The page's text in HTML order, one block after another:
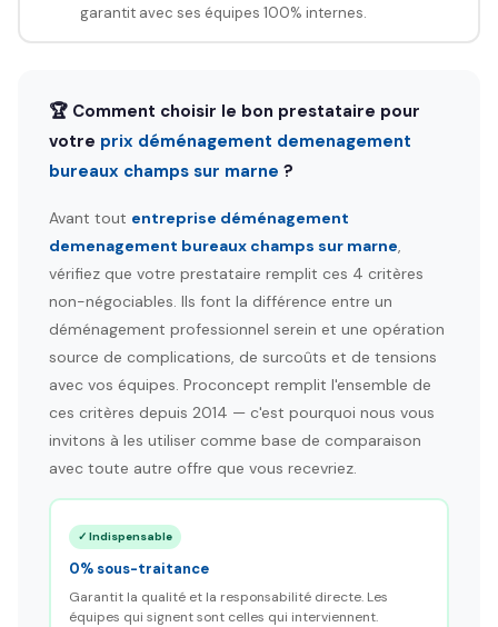
garantit avec ses équipes 100% internes.
🏆 Comment choisir le bon prestataire pour
votre prix déménagement demenagement
bureaux champs sur marne ?
Avant tout entreprise déménagement
demenagement bureaux champs sur marne,
vérifiez que votre prestataire remplit ces 4 critères
non-négociables. Ils font la différence entre un
déménagement professionnel serein et une opération
source de complications, de surcoûts et de tensions
avec vos équipes. Proconcept remplit l'ensemble de
ces critères depuis 2014 — c'est pourquoi nous vous
invitons à les utiliser comme base de comparaison
avec toute autre offre que vous recevriez.
✓ Indispensable
0% sous-traitance
Garantit la qualité et la responsabilité directe. Les
équipes qui signent sont celles qui interviennent.